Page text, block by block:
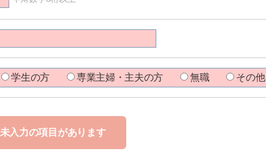
学生の方 専業主婦・主夫の方 無職 その他
未入力の項目があります